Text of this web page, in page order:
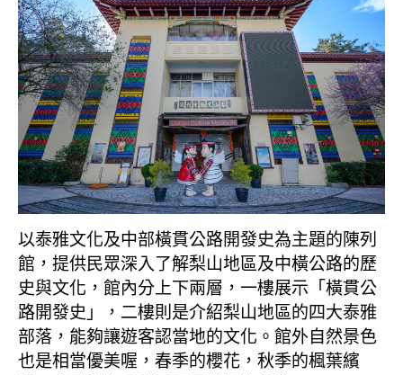
以泰雅文化及中部橫貫公路開發史為主題的陳列
館，提供民眾深入了解梨山地區及中橫公路的歷
史與文化，館內分上下兩層，一樓展示「橫貫公
路開發史」，二樓則是介紹梨山地區的四大泰雅
部落，能夠讓遊客認當地的文化。館外自然景色
也是相當優美喔，春季的櫻花，秋季的楓葉繽